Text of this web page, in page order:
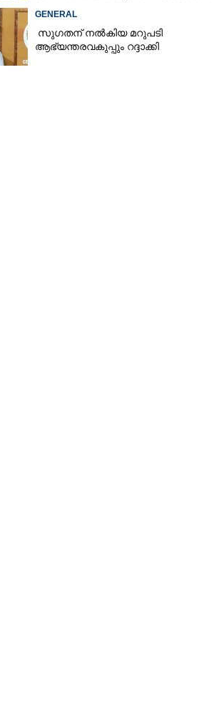
GENERAL
സുഗതന് നൽകിയ മറുപടി
ആഭ്യന്തരവകുപ്പും റദ്ദാക്കി